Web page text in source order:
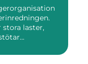
stora laster,